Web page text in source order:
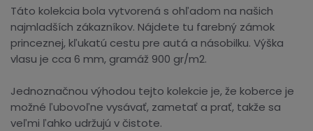
Táto kolekcia bola vytvorená s ohľadom na našich
najmladších zákazníkov. Nájdete tu farebný zámok
princeznej, kľukatú cestu pre autá a násobilku. Výška
vlasu je cca 6 mm, gramáž 900 gr/m2.
Jednoznačnou výhodou tejto kolekcie je, že koberce je
možné ľubovoľne vysávať, zametať a prať, takže sa
veľmi ľahko udržujú v čistote.